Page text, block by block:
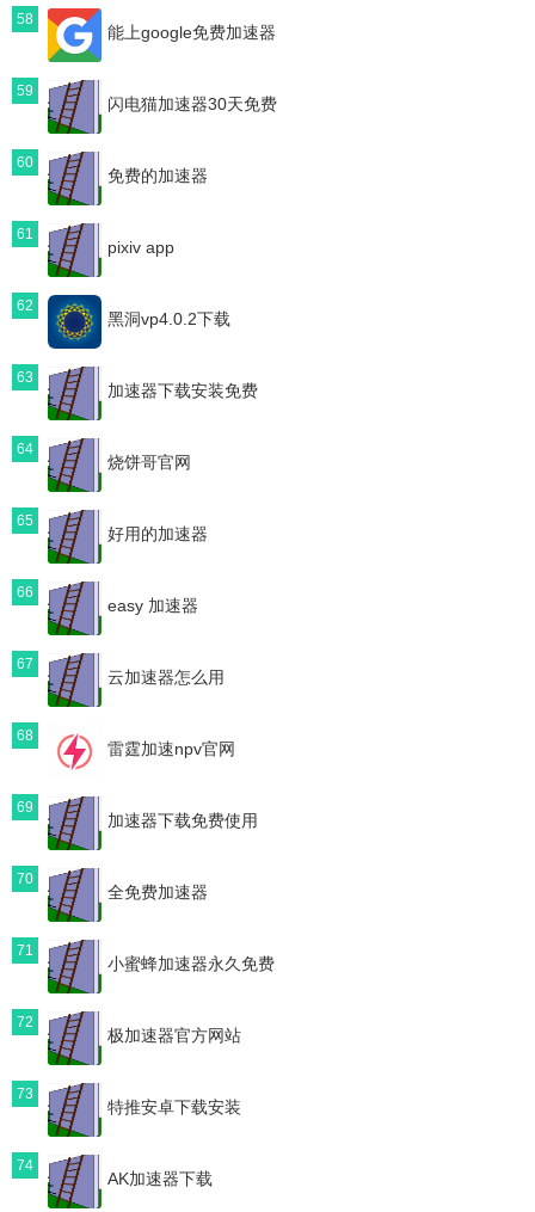
58
能上google免费加速器
59
闪电猫加速器30天免费
60
免费的加速器
61
pixiv app
62
黑洞vp4.0.2下载
63
加速器下载安装免费
64
烧饼哥官网
65
好用的加速器
66
easy 加速器
67
云加速器怎么用
68
雷霆加速npv官网
69
加速器下载免费使用
70
全免费加速器
71
小蜜蜂加速器永久免费
72
极加速器官方网站
73
特推安卓下载安装
74
AK加速器下载